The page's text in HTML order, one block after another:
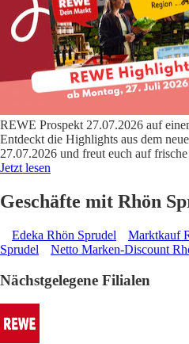
REWE Prospekt 27.07.2026 auf
Entdeckt die Highlights aus dem
27.07.2026 und freut euch auf
Jetzt lesen
Geschäfte mit Rhön
Edeka Rhön Sprudel Marktkauf
Sprudel
Netto Marken-Discount
Nächstgelegene Filialen